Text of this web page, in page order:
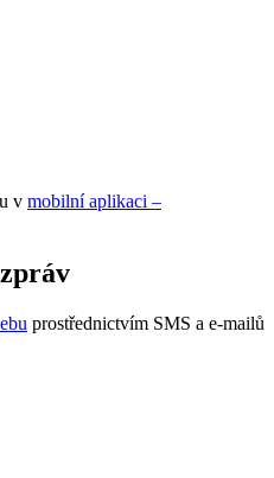
v mobilní aplikaci –
prostřednictvím SMS a e-mailů